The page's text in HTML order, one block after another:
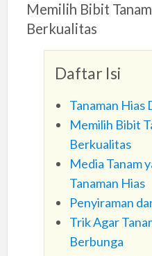
Memilih Bibit
Berkualitas
Daftar Isi
Tanaman Hias
Memilih Bibit
Berkualitas
Media Tanam
Tanaman Hias
Penyiraman
Trik Agar
Berbunga